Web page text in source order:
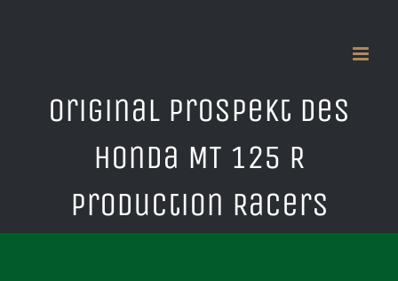
Original Prospekt des
Honda MT 125 R
Production Racers